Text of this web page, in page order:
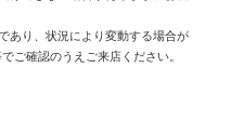
あり、状況により変動する場合が
ご確認のうえご来店ください。